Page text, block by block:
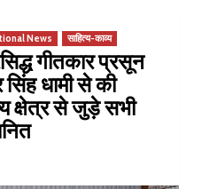
News साहित्य-काव्य
गीतकार प्रसून
धामी से की
क्षेत्र से जुड़े सभी